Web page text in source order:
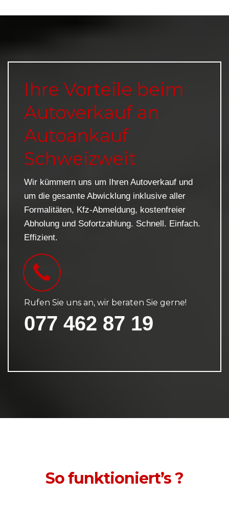
Ihre Vorteile beim
Autoverkauf an
Autoankauf
Schweizweit
Wir kümmern uns um Ihren Autoverkauf und
um die gesamte Abwicklung inklusive aller
Formalitäten, Kfz-Abmeldung, kostenfreier
Abholung und Sofortzahlung. Schnell. Einfach.
Effizient.
Rufen Sie uns an, wir beraten Sie gerne!
077 462 87 19
So funktioniert’s ?